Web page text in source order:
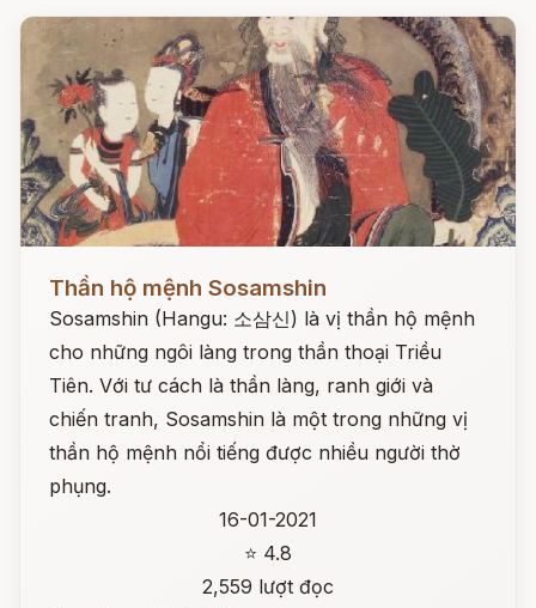
Đọc ngay
Thần hộ mệnh Sosamshin
Sosamshin (Hangu: 소삼신) là vị thần hộ mệnh
cho những ngôi làng trong thần thoại Triều
Tiên. Với tư cách là thần làng, ranh giới và
chiến tranh, Sosamshin là một trong những vị
thần hộ mệnh nổi tiếng được nhiều người thờ
phụng.
16-01-2021
⭐ 4.8
2,559 lượt đọc